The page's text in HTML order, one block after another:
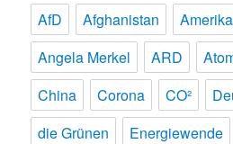
AfD Afghanistan
Angela Merkel
ARD
China
Corona CO²
die Grünen
Energiewende